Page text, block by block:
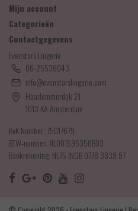
Mijn account
Categorieën
Contactgegevens
Evenstars Lingerie
06-25536043
info@evenstarslingerie.com
Haarlemmerdijk 21
1013 KA Amsterdam
KvK Number: 75017679
BTW-number: NL001595356B03
Bankrekening: NL75 INGB 0778 3839 97